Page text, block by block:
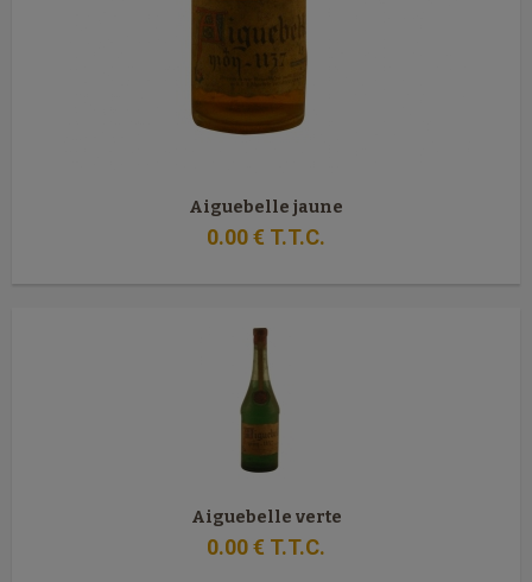
Aiguebelle jaune
0.00€ T.T.C.
Aiguebelle verte
0.00€ T.T.C.